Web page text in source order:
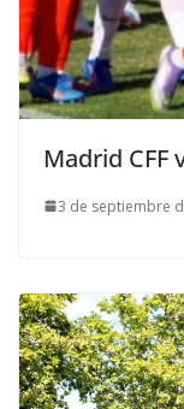
Madrid CFF
3 de septiembre